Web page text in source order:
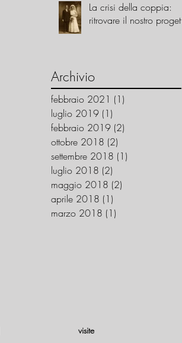
La crisi della coppia:
ritrovare il nostro progetto
Archivio
febbraio 2021 (1)
luglio 2019 (1)
febbraio 2019 (2)
ottobre 2018 (2)
settembre 2018 (1)
luglio 2018 (2)
maggio 2018 (2)
aprile 2018 (1)
marzo 2018 (1)
visite